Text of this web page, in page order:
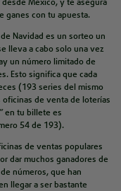
ganes con tu apuesta.
de Navidad es un sorteo un
lleva a cabo solo una vez
un número limitado de
Esto significa que cada
(193 series del mismo
de venta de loterías
en tu billete es
54 de 193).
de ventas populares
dar muchos ganadores de
números, que han
llegar a ser bastante